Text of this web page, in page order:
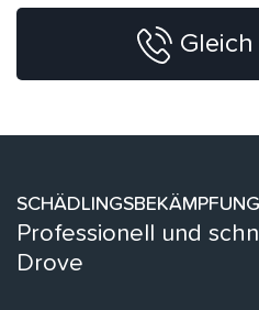
SCHÄDLINGSBEKÄMPFUNG
Professionell und
Drove